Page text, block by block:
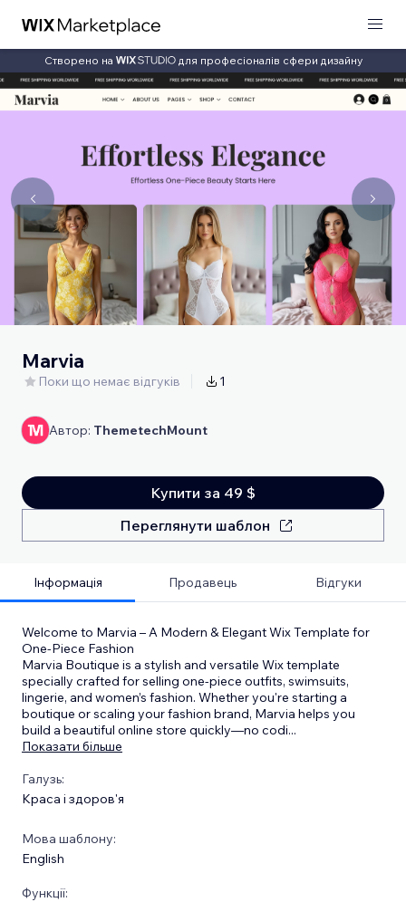
Створено на для професіоналів сфери дизайну
Marvia
Поки що немає відгуків 1
Автор: ThemetechMount
Купити за 49 $
Переглянути шаблон
Інформація Продавець Відгуки
Welcome to Marvia – A Modern & Elegant Wix Template for
One-Piece Fashion
Marvia Boutique is a stylish and versatile Wix template
specially crafted for selling one-piece outfits, swimsuits,
lingerie, and women’s fashion. Whether you're starting a
boutique or scaling your fashion brand, Marvia helps you
build a beautiful online store quickly—no codi...
Показати більше
Галузь:
Краса і здоров'я
Мова шаблону:
English
Функції: